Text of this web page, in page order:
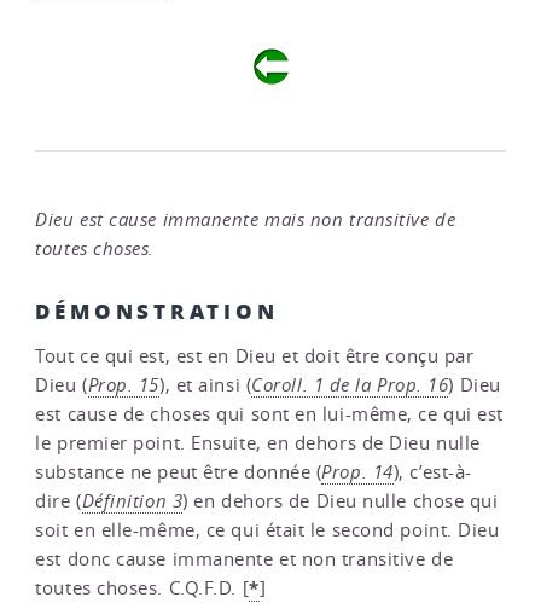
Dieu est cause immanente mais non transitive de
toutes choses.
DÉMONSTRATION
Tout ce qui est, est en Dieu et doit être conçu par
Dieu (Prop. 15), et ainsi (Coroll. 1 de la Prop. 16) Dieu
est cause de choses qui sont en lui-même, ce qui est
le premier point. Ensuite, en dehors de Dieu nulle
substance ne peut être donnée (Prop. 14), c’est-à-
dire (Définition 3) en dehors de Dieu nulle chose qui
soit en elle-même, ce qui était le second point. Dieu
est donc cause immanente et non transitive de
toutes choses. C.Q.F.D. [*]